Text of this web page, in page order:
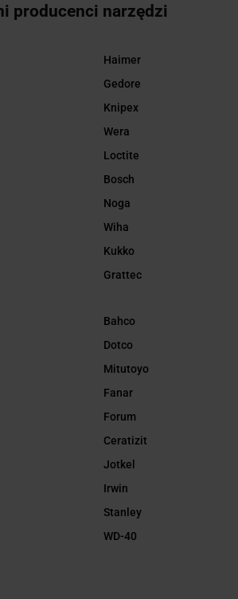
producenci narzędzi
Haimer
Gedore
Knipex
Wera
Loctite
Bosch
Noga
Wiha
Kukko
Grattec
Bahco
Dotco
Mitutoyo
Fanar
Forum
Ceratizit
Jotkel
Irwin
Stanley
WD-40